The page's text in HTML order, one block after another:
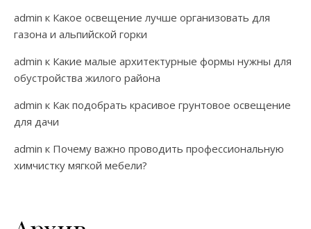
admin к Какое освещение лучше организовать для
газона и альпийской горки
admin к Какие малые архитектурные формы нужны для
обустройства жилого района
admin к Как подобрать красивое грунтовое освещение
для дачи
admin к Почему важно проводить профессиональную
химчистку мягкой мебели?